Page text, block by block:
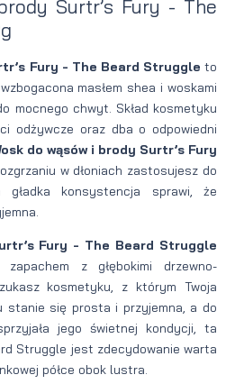
Surtr’s Fury - The
Fury - The Beard Struggle to
masłem shea i woskami
mocnego chwyt. Skład kosmetyku
odżywcze oraz dba o odpowiedni
do wąsów i brody Surtr’s Fury
w dłoniach zastosujesz do
gładka konsystencja sprawi, że
Fury - The Beard Struggle
z głębokimi drzewno-
kosmetyku, z którym Twoja
stanie się prosta i przyjemna, a do
jego świetnej kondycji, ta
Struggle jest zdecydowanie warta
półce obok lustra.